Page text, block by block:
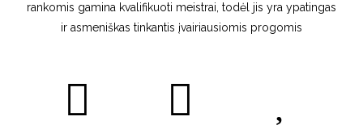
rankomis gamina kvalifikuoti meistrai, todėl jis yra ypatingas
ir asmeniškas tinkantis įvairiausiomis progomis